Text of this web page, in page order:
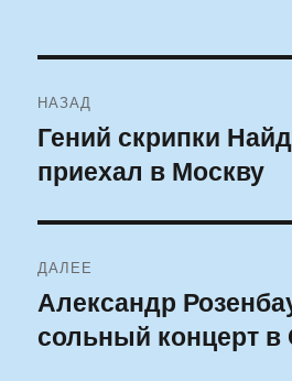
по
записям
НАЗАД
Предыдущая
запись:
Гений скрипки
приехал в Москву
ДАЛЕЕ
Следующая
запись:
Александр
сольный концерт в